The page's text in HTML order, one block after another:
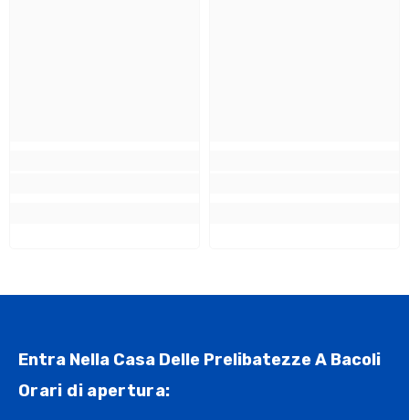
Entra Nella Casa Delle Prelibatezze A Bacoli
Orari di apertura: